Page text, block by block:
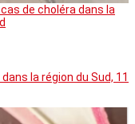
de choléra dans la
la région du Sud, 11